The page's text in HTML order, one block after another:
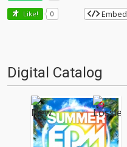
Like! 0 Embed
Digital Catalog